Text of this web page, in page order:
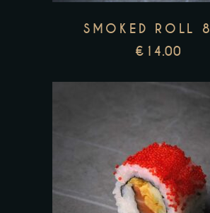
SMOKED ROLL
€ 14.00